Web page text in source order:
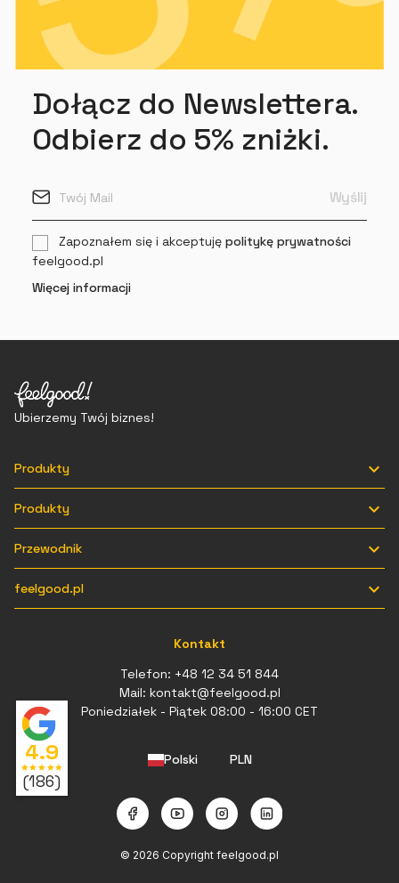
Dołącz do Newslettera.
Odbierz do 5% zniżki.
Zapoznałem się i akceptuję politykę prywatności
feelgood.pl
Więcej informacji
Ubierzemy Twój biznes!
Produkty 
Produkty 
Przewodnik 
feelgood.pl 
Kontakt
Telefon: +48 12 34 51 844
Mail: kontakt@feelgood.pl
Poniedziałek - Piątek 08:00 - 16:00 CET
Polski PLN
© 2026 Copyright feelgood.pl
4.9
starstar star starstar
(186)